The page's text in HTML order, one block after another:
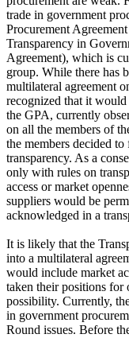
trade in government
Procurement
Transparency in
Agreement), which is
group. While there has
multilateral agreement
recognized that it
the GPA, currently
on all the members of
the members decided
transparency. As a
only with rules on
access or market
suppliers would be
acknowledged in a
It is likely that the
into a multilateral
would include market
taken their positions for
possibility. Currently,
in government
Round issues. Before